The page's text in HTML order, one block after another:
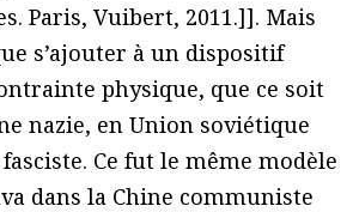
Paris, Vuibert, 2011.]]. Mais
s’ajouter à un dispositif
physique, que ce soit
nazie, en Union soviétique
Ce fut le même modèle
dans la Chine communiste